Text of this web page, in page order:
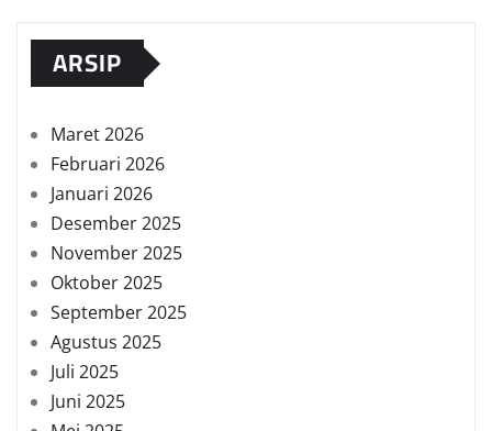
ARSIP
Maret 2026
Februari 2026
Januari 2026
Desember 2025
November 2025
Oktober 2025
September 2025
Agustus 2025
Juli 2025
Juni 2025